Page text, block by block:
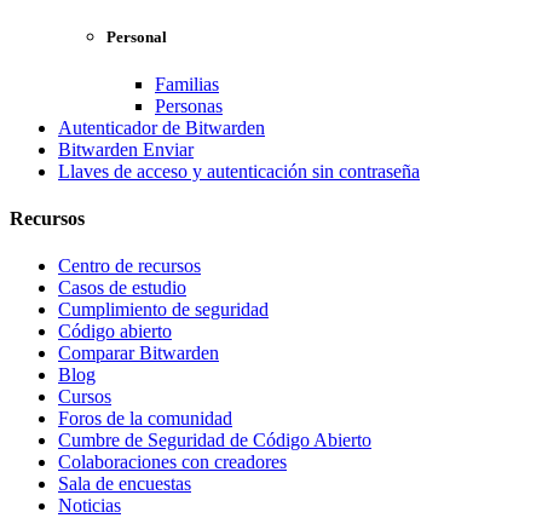
Personal
Familias
Personas
Autenticador de Bitwarden
Bitwarden Enviar
Llaves de acceso y autenticación sin contraseña
Recursos
Centro de recursos
Casos de estudio
Cumplimiento de seguridad
Código abierto
Comparar Bitwarden
Blog
Cursos
Foros de la comunidad
Cumbre de Seguridad de Código Abierto
Colaboraciones con creadores
Sala de encuestas
Noticias